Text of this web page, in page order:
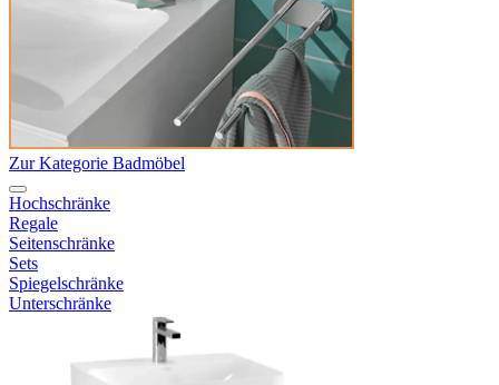
Zur Kategorie Badmöbel
Hochschränke
Regale
Seitenschränke
Sets
Spiegelschränke
Unterschränke